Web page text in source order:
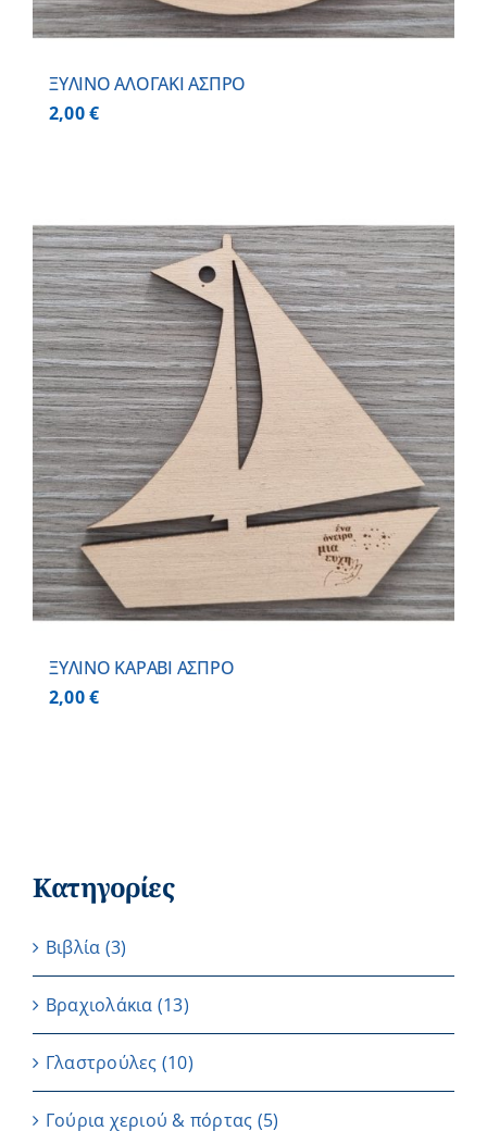
ΞΥΛΙΝΟ ΑΛΟΓΑΚΙ ΑΣΠΡΟ
2,00€
ΞΥΛΙΝΟ ΚΑΡΑΒΙ ΑΣΠΡΟ
2,00€
Κατηγορίες
Βιβλία (3)
Βραχιολάκια (13)
Γλαστρούλες (10)
Γούρια χεριού & πόρτας (5)